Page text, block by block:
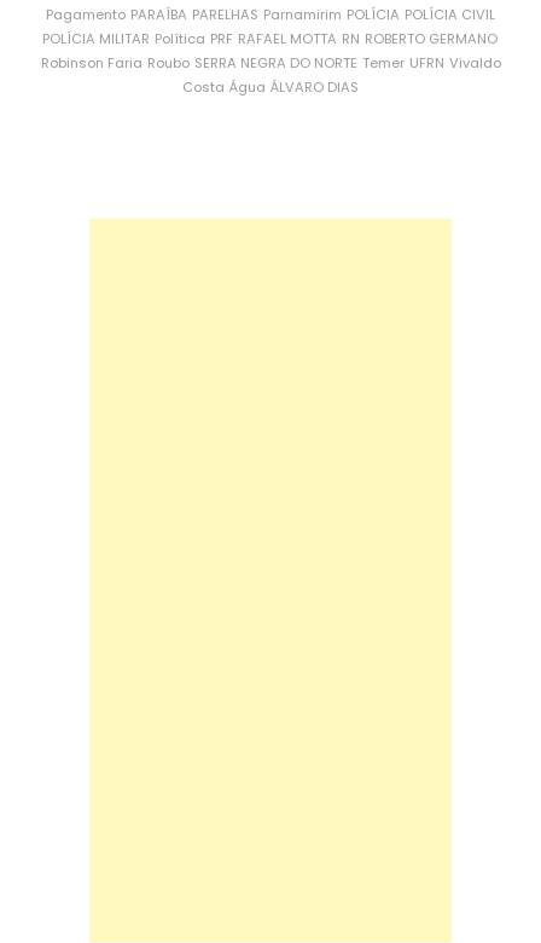
Pagamento PARAÍBA PARELHAS Parnamirim POLÍCIA POLÍCIA CIVIL
POLÍCIA MILITAR Política PRF RAFAEL MOTTA RN ROBERTO GERMANO
Robinson Faria Roubo SERRA NEGRA DO NORTE Temer UFRN Vivaldo
Costa Água ÁLVARO DIAS